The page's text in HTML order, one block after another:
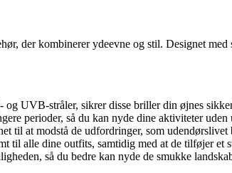
der kombinerer ydeevne og stil. Designet
UVB-stråler, sikrer disse briller din øjnes
perioder, så du kan nyde dine aktiviteter uden
til at modstå de udfordringer, som
til alle dine outfits, samtidig med at de tilføjer et
så du bedre kan nyde de smukke